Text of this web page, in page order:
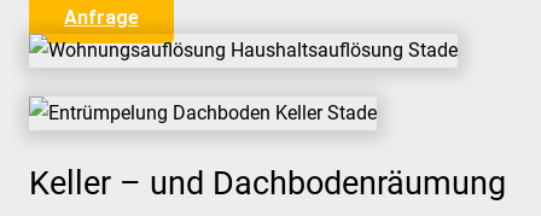
Anfrage
Keller – und Dachbodenräumung